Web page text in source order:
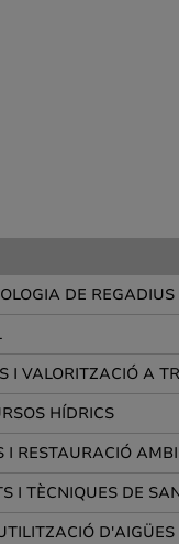
DE REGADIUS
I VALORITZACIÓ A
HÍDRICS
I RESTAURACIÓ
I TÈCNIQUES DE
D'AIGÜES